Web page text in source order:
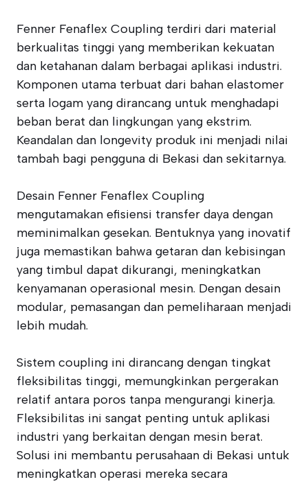
Fenner Fenaflex Coupling terdiri dari material
berkualitas tinggi yang memberikan kekuatan
dan ketahanan dalam berbagai aplikasi industri.
Komponen utama terbuat dari bahan elastomer
serta logam yang dirancang untuk menghadapi
beban berat dan lingkungan yang ekstrim.
Keandalan dan longevity produk ini menjadi nilai
tambah bagi pengguna di Bekasi dan sekitarnya.
Desain Fenner Fenaflex Coupling
mengutamakan efisiensi transfer daya dengan
meminimalkan gesekan. Bentuknya yang inovatif
juga memastikan bahwa getaran dan kebisingan
yang timbul dapat dikurangi, meningkatkan
kenyamanan operasional mesin. Dengan desain
modular, pemasangan dan pemeliharaan menjadi
lebih mudah.
Sistem coupling ini dirancang dengan tingkat
fleksibilitas tinggi, memungkinkan pergerakan
relatif antara poros tanpa mengurangi kinerja.
Fleksibilitas ini sangat penting untuk aplikasi
industri yang berkaitan dengan mesin berat.
Solusi ini membantu perusahaan di Bekasi untuk
meningkatkan operasi mereka secara